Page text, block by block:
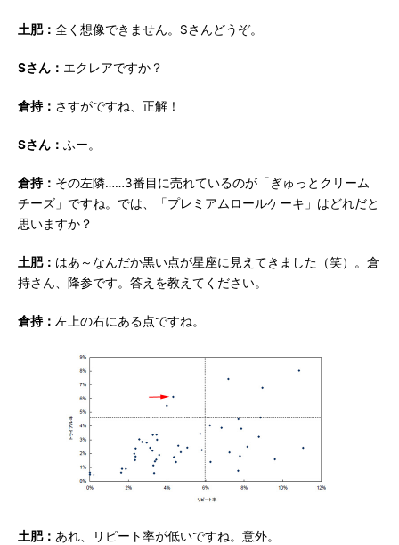
土肥： 全く想像できません。Sさんどうぞ。
Sさん： エクレアですか？
倉持： さすがですね、正解！
Sさん： ふー。
倉持： その左隣……3番目に売れているのが「ぎゅっとクリーム
チーズ」ですね。では、「プレミアムロールケーキ」はどれだと
思いますか？
土肥： はあ～なんだか黒い点が星座に見えてきました（笑）。倉
持さん、降参です。答えを教えてください。
倉持： 左上の右にある点ですね。
土肥： あれ、リピート率が低いですね。意外。